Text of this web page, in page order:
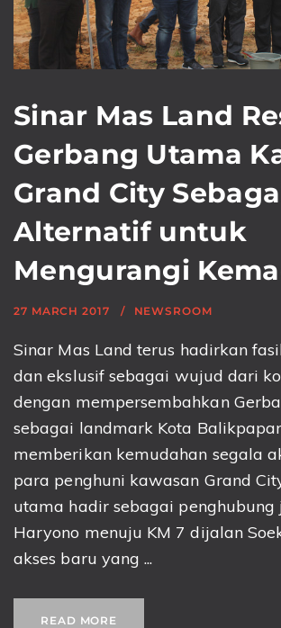
Sinar Mas Land
Gerbang Utama
Grand City
Alternatif untuk
Mengurangi
27 MARCH 2017 NEWSROOM
Sinar Mas Land terus hadirkan
dan ekslusif sebagai wujud dari
dengan mempersembahkan
sebagai landmark Kota
memberikan kemudahan segala
para penghuni kawasan Grand
utama hadir sebagai penghubung
Haryono menuju KM 7 dijalan
akses baru yang ...
READ MORE